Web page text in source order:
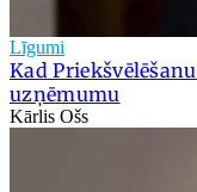
Līgumi
Kad
uzņēmumu
Kārlis Ošs